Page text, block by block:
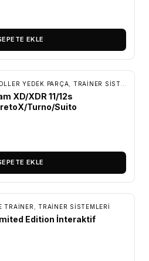
EKLE
YEDEK PARÇA TRAINER SISTEMLERI
XD/XDR 11/12s
Turno/Suito
EKLE
TRAINER TRAINER SISTEMLERI
Edition İnteraktif